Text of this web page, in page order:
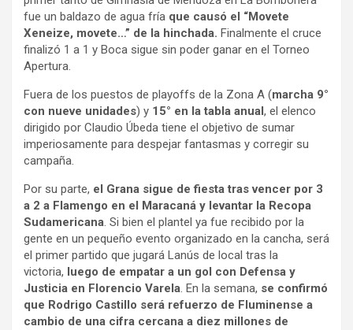
fue un baldazo de agua fría que causó el “Movete
Xeneize, movete…” de la hinchada. Finalmente el cruce
finalizó 1 a 1 y Boca sigue sin poder ganar en el Torneo
Apertura.
Fuera de los puestos de playoffs de la Zona A (marcha 9°
con nueve unidades) y 15° en la tabla anual , el elenco
dirigido por Claudio Úbeda tiene el objetivo de sumar
imperiosamente para despejar fantasmas y corregir su
campaña.
Por su parte, el Grana sigue de fiesta tras vencer por 3
a 2 a Flamengo en el Maracaná y levantar la Recopa
Sudamericana. Si bien el plantel ya fue recibido por la
gente en un pequeño evento organizado en la cancha, será
el primer partido que jugará Lanús de local tras la
victoria, luego de empatar a un gol con Defensa y
Justicia en Florencio Varela. En la semana, se confirmó
que Rodrigo Castillo será refuerzo de Fluminense a
cambio de una cifra cercana a diez millones de